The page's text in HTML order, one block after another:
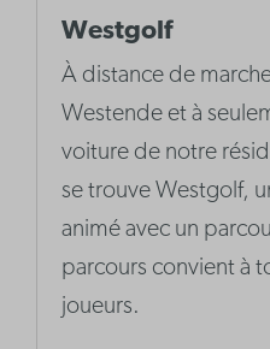
Westgolf
À distance de
Westende et à
voiture de notre
se trouve Westgolf,
animé avec un
parcours convient à
joueurs.